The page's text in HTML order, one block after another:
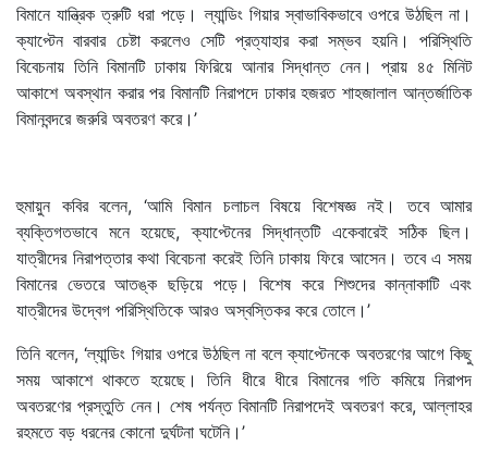
বিমানে যান্ত্রিক ত্রুটি ধরা পড়ে। ল্যান্ডিং গিয়ার স্বাভাবিকভাবে ওপরে উঠছিল না।
ক্যাপ্টেন বারবার চেষ্টা করলেও সেটি প্রত্যাহার করা সম্ভব হয়নি। পরিস্থিতি
বিবেচনায় তিনি বিমানটি ঢাকায় ফিরিয়ে আনার সিদ্ধান্ত নেন। প্রায় ৪৫ মিনিট
আকাশে অবস্থান করার পর বিমানটি নিরাপদে ঢাকার হজরত শাহজালাল আন্তর্জাতিক
বিমানবন্দরে জরুরি অবতরণ করে।’
হুমায়ুন কবির বলেন, ‘আমি বিমান চলাচল বিষয়ে বিশেষজ্ঞ নই। তবে আমার
ব্যক্তিগতভাবে মনে হয়েছে, ক্যাপ্টেনের সিদ্ধান্তটি একেবারেই সঠিক ছিল।
যাত্রীদের নিরাপত্তার কথা বিবেচনা করেই তিনি ঢাকায় ফিরে আসেন। তবে এ সময়
বিমানের ভেতরে আতঙ্ক ছড়িয়ে পড়ে। বিশেষ করে শিশুদের কান্নাকাটি এবং
যাত্রীদের উদ্বেগ পরিস্থিতিকে আরও অস্বস্তিকর করে তোলে।’
তিনি বলেন, ‘ল্যান্ডিং গিয়ার ওপরে উঠছিল না বলে ক্যাপ্টেনকে অবতরণের আগে কিছু
সময় আকাশে থাকতে হয়েছে। তিনি ধীরে ধীরে বিমানের গতি কমিয়ে নিরাপদ
অবতরণের প্রস্তুতি নেন। শেষ পর্যন্ত বিমানটি নিরাপদেই অবতরণ করে, আল্লাহর
রহমতে বড় ধরনের কোনো দুর্ঘটনা ঘটেনি।’